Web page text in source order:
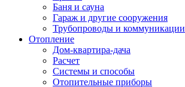
Баня и сауна
Гараж и другие сооружения
Трубопроводы и коммуникации
Отопление
Дом-квартира-дача
Расчет
Системы и способы
Отопительные приборы